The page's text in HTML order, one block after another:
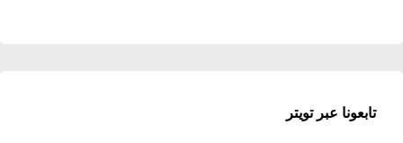
تابعونا عبر تويتر